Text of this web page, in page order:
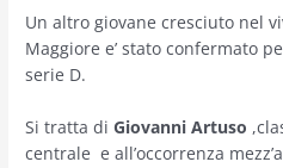
Un altro giovane cresciuto nel
Maggiore e’ stato confermato
serie D.
Si tratta diGiovanni Artuso
centrale e all’occorrenza